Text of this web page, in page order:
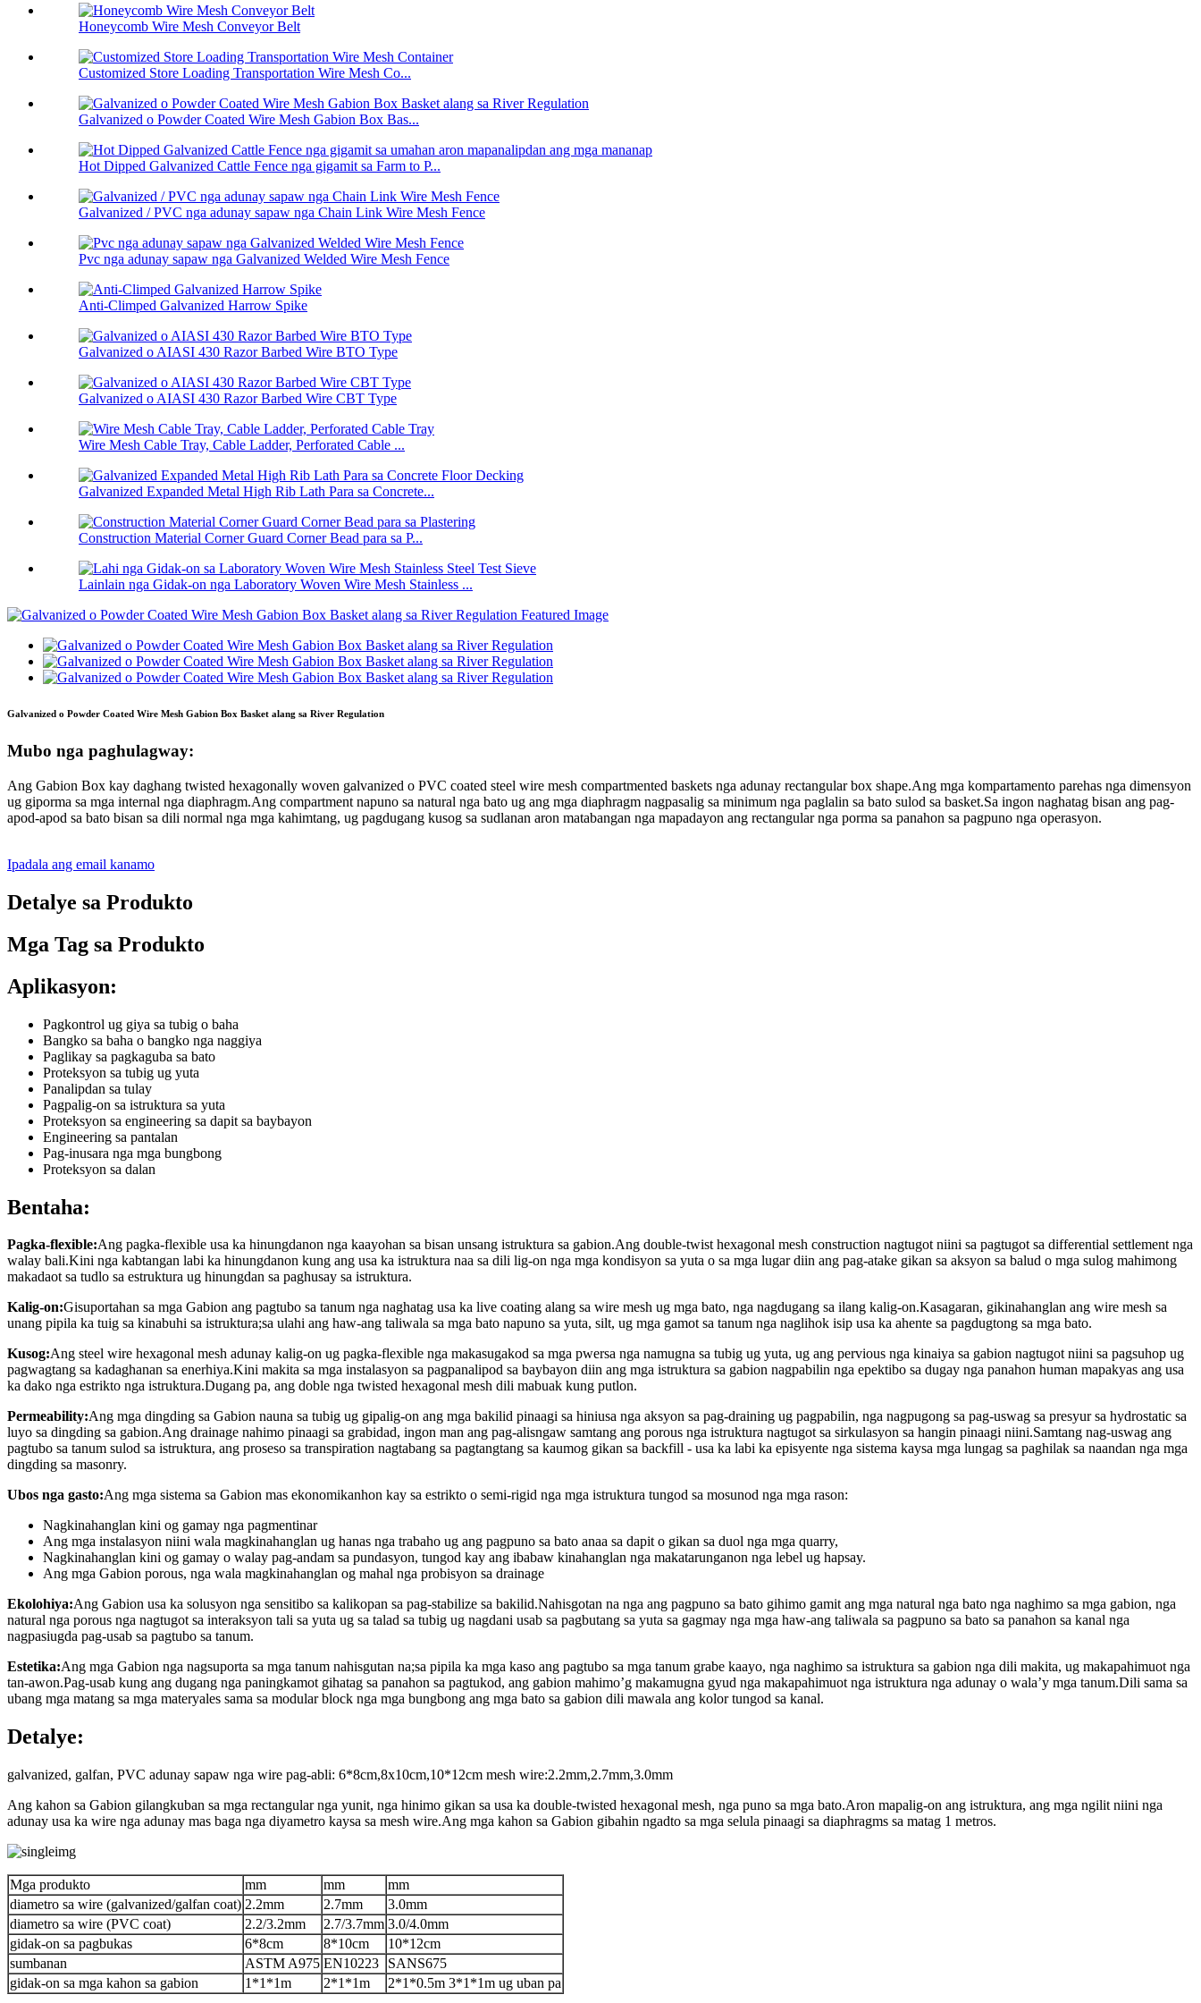
Honeycomb Wire Mesh Conveyor Belt
Customized Store Loading Transportation Wire Mesh Co...
Galvanized o Powder Coated Wire Mesh Gabion Box Bas...
Hot Dipped Galvanized Cattle Fence nga gigamit sa Farm to P...
Galvanized / PVC nga adunay sapaw nga Chain Link Wire Mesh Fence
Pvc nga adunay sapaw nga Galvanized Welded Wire Mesh Fence
Anti-Climped Galvanized Harrow Spike
Galvanized o AIASI 430 Razor Barbed Wire BTO Type
Galvanized o AIASI 430 Razor Barbed Wire CBT Type
Wire Mesh Cable Tray, Cable Ladder, Perforated Cable ...
Galvanized Expanded Metal High Rib Lath Para sa Concrete...
Construction Material Corner Guard Corner Bead para sa P...
Lainlain nga Gidak-on nga Laboratory Woven Wire Mesh Stainless ...
Galvanized o Powder Coated Wire Mesh Gabion Box Basket alang sa River Regulation
Mubo nga paghulagway:
Ang Gabion Box kay daghang twisted hexagonally woven galvanized o PVC coated steel wire mesh compartmented baskets nga adunay rectangular box shape.Ang mga kompartamento parehas nga dimensyon
ug giporma sa mga internal nga diaphragm.Ang compartment napuno sa natural nga bato ug ang mga diaphragm nagpasalig sa minimum nga paglalin sa bato sulod sa basket.Sa ingon naghatag bisan ang pag-
apod-apod sa bato bisan sa dili normal nga mga kahimtang, ug pagdugang kusog sa sudlanan aron matabangan nga mapadayon ang rectangular nga porma sa panahon sa pagpuno nga operasyon.
Ipadala ang email kanamo
Detalye sa Produkto
Mga Tag sa Produkto
Aplikasyon:
Pagkontrol ug giya sa tubig o baha
Bangko sa baha o bangko nga naggiya
Paglikay sa pagkaguba sa bato
Proteksyon sa tubig ug yuta
Panalipdan sa tulay
Pagpalig-on sa istruktura sa yuta
Proteksyon sa engineering sa dapit sa baybayon
Engineering sa pantalan
Pag-inusara nga mga bungbong
Proteksyon sa dalan
Bentaha:
Pagka-flexible:Ang pagka-flexible usa ka hinungdanon nga kaayohan sa bisan unsang istruktura sa gabion.Ang double-twist hexagonal mesh construction nagtugot niini sa pagtugot sa differential settlement nga
walay bali.Kini nga kabtangan labi ka hinungdanon kung ang usa ka istruktura naa sa dili lig-on nga mga kondisyon sa yuta o sa mga lugar diin ang pag-atake gikan sa aksyon sa balud o mga sulog mahimong
makadaot sa tudlo sa estruktura ug hinungdan sa paghusay sa istruktura.
Kalig-on:Gisuportahan sa mga Gabion ang pagtubo sa tanum nga naghatag usa ka live coating alang sa wire mesh ug mga bato, nga nagdugang sa ilang kalig-on.Kasagaran, gikinahanglan ang wire mesh sa
unang pipila ka tuig sa kinabuhi sa istruktura;sa ulahi ang haw-ang taliwala sa mga bato napuno sa yuta, silt, ug mga gamot sa tanum nga naglihok isip usa ka ahente sa pagdugtong sa mga bato.
Kusog:Ang steel wire hexagonal mesh adunay kalig-on ug pagka-flexible nga makasugakod sa mga pwersa nga namugna sa tubig ug yuta, ug ang pervious nga kinaiya sa gabion nagtugot niini sa pagsuhop ug
pagwagtang sa kadaghanan sa enerhiya.Kini makita sa mga instalasyon sa pagpanalipod sa baybayon diin ang mga istruktura sa gabion nagpabilin nga epektibo sa dugay nga panahon human mapakyas ang usa
ka dako nga estrikto nga istruktura.Dugang pa, ang doble nga twisted hexagonal mesh dili mabuak kung putlon.
Permeability:Ang mga dingding sa Gabion nauna sa tubig ug gipalig-on ang mga bakilid pinaagi sa hiniusa nga aksyon sa pag-draining ug pagpabilin, nga nagpugong sa pag-uswag sa presyur sa hydrostatic sa
luyo sa dingding sa gabion.Ang drainage nahimo pinaagi sa grabidad, ingon man ang pag-alisngaw samtang ang porous nga istruktura nagtugot sa sirkulasyon sa hangin pinaagi niini.Samtang nag-uswag ang
pagtubo sa tanum sulod sa istruktura, ang proseso sa transpiration nagtabang sa pagtangtang sa kaumog gikan sa backfill - usa ka labi ka episyente nga sistema kaysa mga lungag sa paghilak sa naandan nga mga
dingding sa masonry.
Ubos nga gasto:Ang mga sistema sa Gabion mas ekonomikanhon kay sa estrikto o semi-rigid nga mga istruktura tungod sa mosunod nga mga rason:
Nagkinahanglan kini og gamay nga pagmentinar
Ang mga instalasyon niini wala magkinahanglan ug hanas nga trabaho ug ang pagpuno sa bato anaa sa dapit o gikan sa duol nga mga quarry,
Nagkinahanglan kini og gamay o walay pag-andam sa pundasyon, tungod kay ang ibabaw kinahanglan nga makatarunganon nga lebel ug hapsay.
Ang mga Gabion porous, nga wala magkinahanglan og mahal nga probisyon sa drainage
Ekolohiya:Ang Gabion usa ka solusyon nga sensitibo sa kalikopan sa pag-stabilize sa bakilid.Nahisgotan na nga ang pagpuno sa bato gihimo gamit ang mga natural nga bato nga naghimo sa mga gabion, nga
natural nga porous nga nagtugot sa interaksyon tali sa yuta ug sa talad sa tubig ug nagdani usab sa pagbutang sa yuta sa gagmay nga mga haw-ang taliwala sa pagpuno sa bato sa panahon sa kanal nga
nagpasiugda pag-usab sa pagtubo sa tanum.
Estetika:Ang mga Gabion nga nagsuporta sa mga tanum nahisgutan na;sa pipila ka mga kaso ang pagtubo sa mga tanum grabe kaayo, nga naghimo sa istruktura sa gabion nga dili makita, ug makapahimuot nga
tan-awon.Pag-usab kung ang dugang nga paningkamot gihatag sa panahon sa pagtukod, ang gabion mahimo’g makamugna gyud nga makapahimuot nga istruktura nga adunay o wala’y mga tanum.Dili sama sa
ubang mga matang sa mga materyales sama sa modular block nga mga bungbong ang mga bato sa gabion dili mawala ang kolor tungod sa kanal.
Detalye:
galvanized, galfan, PVC adunay sapaw nga wire pag-abli: 6*8cm,8x10cm,10*12cm mesh wire:2.2mm,2.7mm,3.0mm
Ang kahon sa Gabion gilangkuban sa mga rectangular nga yunit, nga hinimo gikan sa usa ka double-twisted hexagonal mesh, nga puno sa mga bato.Aron mapalig-on ang istruktura, ang mga ngilit niini nga
adunay usa ka wire nga adunay mas baga nga diyametro kaysa sa mesh wire.Ang mga kahon sa Gabion gibahin ngadto sa mga selula pinaagi sa diaphragms sa matag 1 metros.
Mga produkto mm mm
mm
diametro sa wire (galvanized/galfan coat) 2.2mm 2.7mm
3.0mm
diametro sa wire (PVC coat)
2.2/3.2mm 2.7/3.7mm 3.0/4.0mm
gidak-on sa pagbukas
6*8cm 8*10cm
10*12cm
sumbanan
ASTM A975 EN10223
SANS675
gidak-on sa mga kahon sa gabion
1*1*1m 2*1*1m 2*1*0.5m 3*1*1m ug uban pa